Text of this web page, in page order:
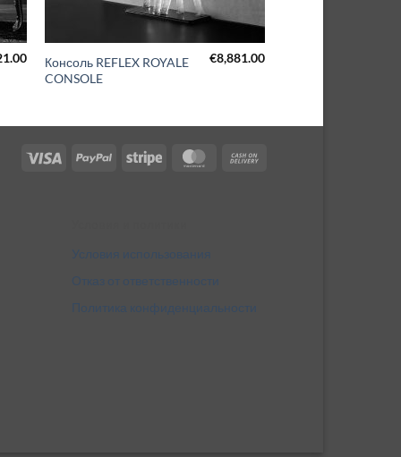
Консоль REFLEX ROYALE
CONSOLE
€8,881.00
Visa PayPal Stripe MasterCard
Условия использования
Отказ от ответственности
Политика конфиденциальности